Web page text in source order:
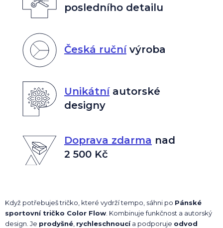
posledního detailu
Česká ručnívýroba
Unikátníautorské
designy
Doprava zdarma nad
2 500 Kč
Když potřebuješ tričko, které vydrží tempo, sáhni po Pánské
sportovní tričko Color Flow . Kombinuje funkčnost a autorský
design. Je prodyšné rychleschnoucía podporuje odvod